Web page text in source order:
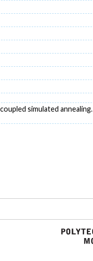
simulated annealing.